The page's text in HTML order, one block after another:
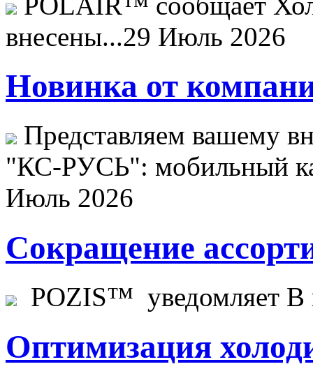
внесены...29 Июль 2026
Новинка от
Представляем вашему
"КС-РУСЬ": мобильный
Июль 2026
Сокращение
POZIS™ уведомляет В
Оптимизация